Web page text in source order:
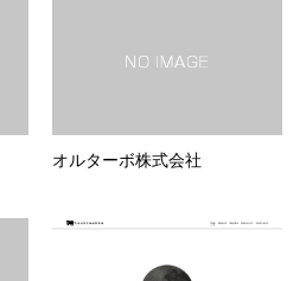
オルターボ株式会社